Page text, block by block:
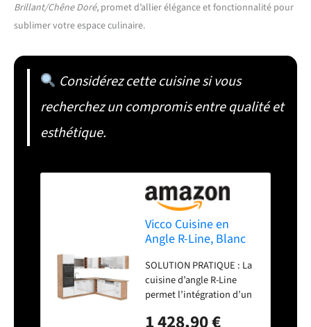
Brillant/Chêne Doré, promet d’allier élégance et fonctionnalité pour
sublimer votre espace culinaire.
Considérez cette cuisine si vous
recherchez un compromis entre qualité et
esthétique.
Vicco Cuisine en
Angle R-Line, Blanc
247 x 237 cm
SOLUTION PRATIQUE : La
cuisine d’angle R-Line
permet l’intégration d’un